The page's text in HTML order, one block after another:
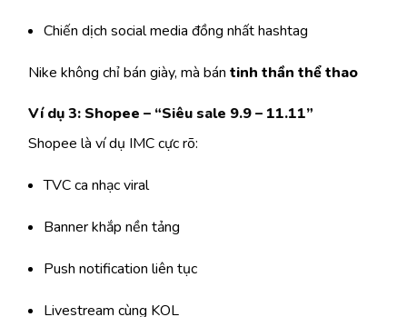
Chiến dịch social media đồng nhất hashtag
Nike không chỉ bán giày, mà bán tinh thần thể thao
Ví dụ 3: Shopee – “Siêu sale 9.9 – 11.11”
Shopee là ví dụ IMC cực rõ:
TVC ca nhạc viral
Banner khắp nền tảng
Push notification liên tục
Livestream cùng KOL